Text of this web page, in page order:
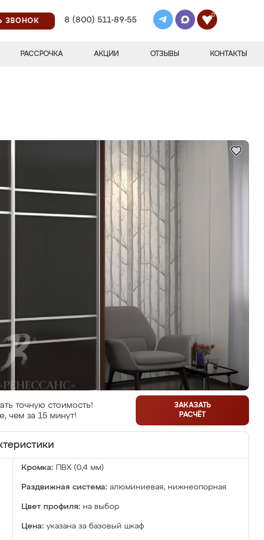
ЗВОНОК
8 (800) 511-89-55
0
РАССРОЧКА АКЦИИ ОТЗЫВЫ КОНТАКТЫ
точную стоимость!
чем за 15 минут!
ЗАКАЗАТЬ
РАСЧЁТ
Кромка: ПВХ (0,4 мм)
Раздвижная система: алюминиевая, нижнеопорная
Цвет профиля: на выбор
Цена: указана за базовый шкаф